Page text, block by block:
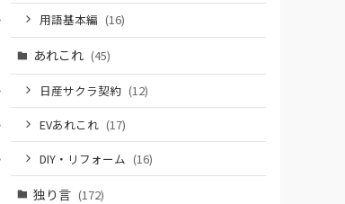
用語基本編 (16)
あれこれ (45)
日産サクラ契約 (12)
EVあれこれ (17)
DIY・リフォーム (16)
独り言 (172)